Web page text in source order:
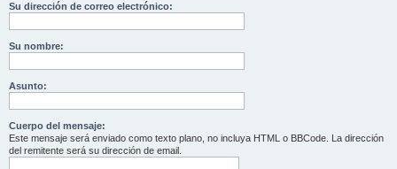
Su dirección de correo electrónico:
Su nombre:
Asunto:
Cuerpo del mensaje:
Este mensaje será enviado como texto plano, no incluya HTML o BBCode. La dirección
del remitente será su dirección de email.